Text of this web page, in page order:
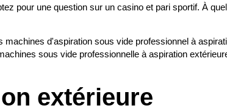
pour une question sur un casino et pari sportif. À
d'aspiration sous vide professionnel à
sous vide professionnelle à aspiration
extérieure